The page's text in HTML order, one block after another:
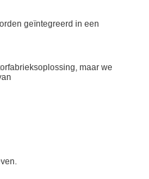
geïntegreerd in een
maar we